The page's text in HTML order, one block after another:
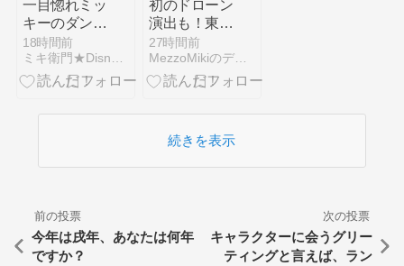
一目惚れミッ
キーのダンス
ザグローブ
18時間前
初のドローン
演出も！東京
ディズニーラ
ンド「Reach
for the
Dreams」
27時間前
続きを表示
前の投票
今年は戌年、あなたは何年
ですか？
次の投票
キャラクターに会うグリー
ティングと言えば、ラン